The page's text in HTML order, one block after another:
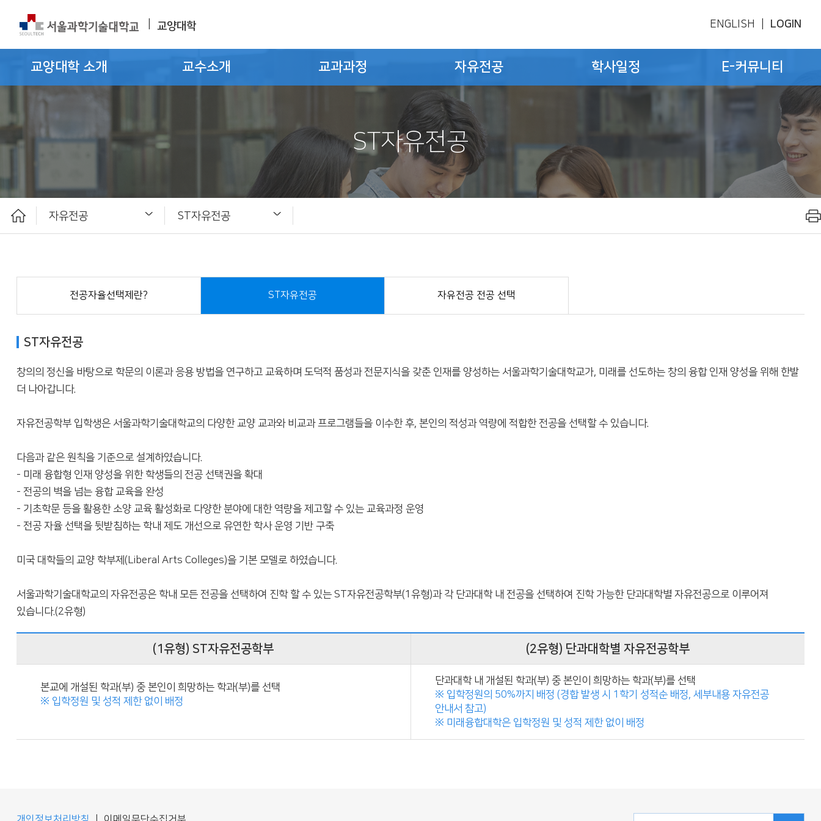
교양대학 ENGLISH LOGIN
교양대학 소개 교수소개 교과과정 자유전공 학사일정 E-커뮤니티
ST자유전공
자유전공
교양대학 소개
교수소개
교과과정
자유전공
학사일정
E-커뮤니티
ST자유전공
ST자유전공
교육과정 및 가이드
학과소개 및 전공레시피
ST자유전공 공지사항
갤러리
전공자율선택제란? ST자유전공 자유전공 전공 선택
ST자유전공
창의의 정신을 바탕으로 학문의 이론과 응용 방법을 연구하고 교육하며 도덕적 품성과 전문지식을 갖춘 인재를 양성하는 서울과학기술대학교가, 미래를 선도하는 창의 융합 인재 양성을 위해 한발
더 나아갑니다.
자유전공학부 입학생은 서울과학기술대학교의 다양한 교양 교과와 비교과 프로그램들을 이수한 후, 본인의 적성과 역량에 적합한 전공을 선택할 수 있습니다.
다음과 같은 원칙을 기준으로 설계하였습니다.
- 미래 융합형 인재 양성을 위한 학생들의 전공 선택권을 확대
- 전공의 벽을 넘는 융합 교육을 완성
- 기초학문 등을 활용한 소양 교육 활성화로 다양한 분야에 대한 역량을 제고할 수 있는 교육과정 운영
- 전공 자율 선택을 뒷받침하는 학내 제도 개선으로 유연한 학사 운영 기반 구축
미국 대학들의 교양 학부제(Liberal Arts Colleges)을 기본 모델로 하였습니다.
서울과학기술대학교의 자유전공은 학내 모든 전공을 선택하여 진학 할 수 있는 ST자유전공학부(1유형)과 각 단과대학 내 전공을 선택하여 진학 가능한 단과대학별 자유전공으로 이루어져
있습니다.(2유형)
(1유형) ST자유전공학부 (2유형) 단과대학별 자유전공학부
본교에 개설된 학과(부) 중 본인이 희망하는 학과(부)를 선택
※ 입학정원 및 성적 제한 없이 배정
단과대학 내 개설된 학과(부) 중 본인이 희망하는 학과(부)를 선택
※ 입학정원의 50%까지 배정 (경합 발생 시 1학기 성적순 배정, 세부내용 자유전공
안내서 참고)
※ 미래융합대학은 입학정원 및 성적 제한 없이 배정